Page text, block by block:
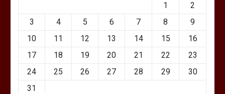
1
2
3
4 5 6 7 8
9
10
11 12 13 14 15
16
17
18 19 20 21 22
23
24
25 26 27 28 29
30
31